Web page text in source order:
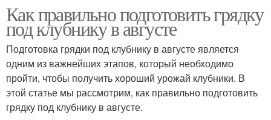
Как правильно подготовить грядку
под клубнику в августе
Подготовка грядки под клубнику в августе является
одним из важнейших этапов, который необходимо
пройти, чтобы получить хороший урожай клубники. В
этой статье мы рассмотрим, как правильно подготовить
грядку под клубнику в августе.